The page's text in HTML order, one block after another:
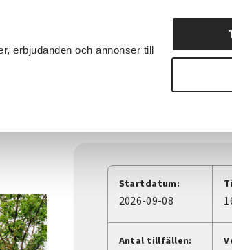
erbjudanden och annonser till
Startdatum:
2026-09-08
Antal tillfällen: